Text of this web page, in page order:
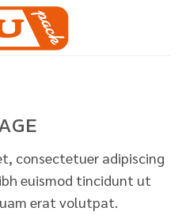
consectetuer adipiscing
euismod tincidunt ut
erat volutpat.